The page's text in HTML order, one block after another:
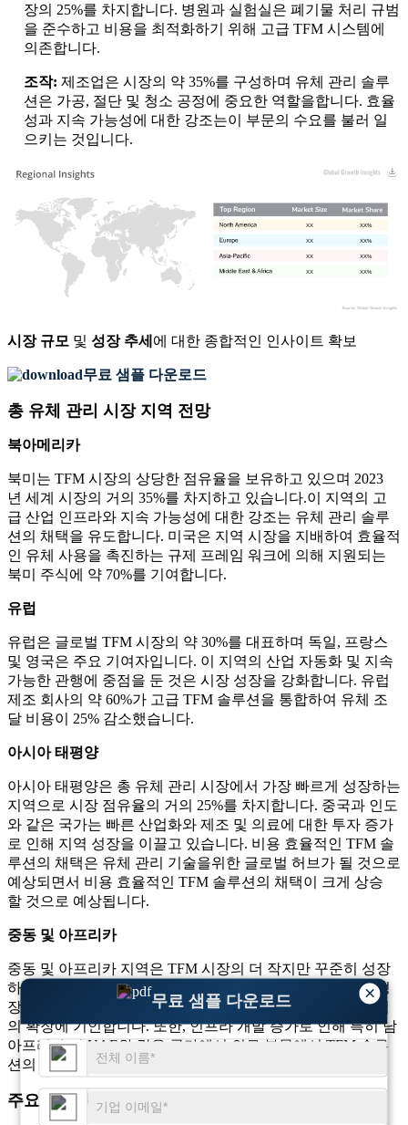
×
무료 샘플 다운로드
장의 25%를 차지합니다. 병원과 실험실은 폐기물 처리 규범
을 준수하고 비용을 최적화하기 위해 고급 TFM 시스템에
의존합니다.
조작: 제조업은 시장의 약 35%를 구성하며 유체 관리 솔루
션은 가공, 절단 및 청소 공정에 중요한 역할을합니다. 효율
성과 지속 가능성에 대한 강조는이 부문의 수요를 불러 일
으키는 것입니다.
XX%
XX
XX%
XX
XX%
XX
XX%
XX
시장 규모 및 성장 추세 에 대한 종합적인 인사이트 확보
무료 샘플 다운로드
총 유체 관리 시장 지역 전망
북아메리카
북미는 TFM 시장의 상당한 점유율을 보유하고 있으며 2023
년 세계 시장의 거의 35%를 차지하고 있습니다.이 지역의 고
급 산업 인프라와 지속 가능성에 대한 강조는 유체 관리 솔루
션의 채택을 유도합니다. 미국은 지역 시장을 지배하여 효율적
인 유체 사용을 촉진하는 규제 프레임 워크에 의해 지원되는
북미 주식에 약 70%를 기여합니다.
유럽
유럽은 글로벌 TFM 시장의 약 30%를 대표하며 독일, 프랑스
및 영국은 주요 기여자입니다. 이 지역의 산업 자동화 및 지속
가능한 관행에 중점을 둔 것은 시장 성장을 강화합니다. 유럽 ​​
제조 회사의 약 60%가 고급 TFM 솔루션을 통합하여 유체 조
달 비용이 25% 감소했습니다.
아시아 태평양
아시아 태평양은 총 유체 관리 시장에서 가장 빠르게 성장하는
지역으로 시장 점유율의 거의 25%를 차지합니다. 중국과 인도
와 같은 국가는 빠른 산업화와 제조 및 의료에 대한 투자 증가
로 인해 지역 성장을 이끌고 있습니다. 비용 효율적인 TFM 솔
루션의 채택은 유체 관리 기술을위한 글로벌 허브가 될 것으로
예상되면서 비용 효율적인 TFM 솔루션의 채택이 크게 상승
할 것으로 예상됩니다.
중동 및 아프리카
중동 및 아프리카 지역은 TFM 시장의 더 작지만 꾸준히 성장
하고 있으며 전 세계 시장의 약 10%를 차지하고 있습니다. 성
장은 효율적인 유체 관리 시스템이 필요한 석유 및 가스 산업
의 확장에 기인합니다. 또한, 인프라 개발 증가로 인해 특히 남
아프리카 및 UAE와 같은 국가에서 의료 부문에서 TFM 솔루
션의 채택이 증가하고 있습니다.
주요 총 유체 관리 시장 회사 목록